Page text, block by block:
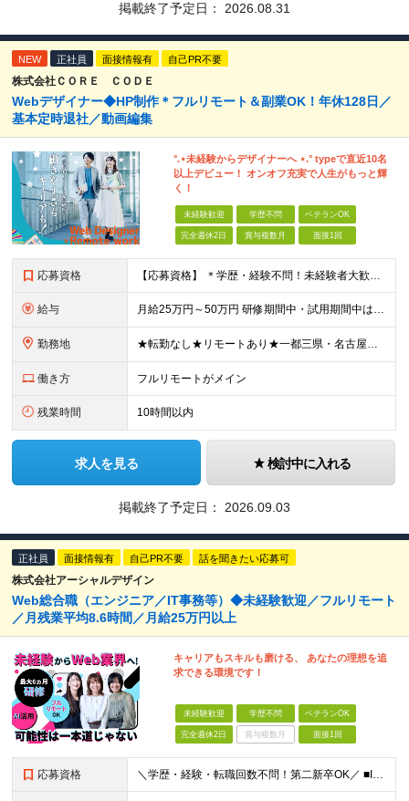
掲載終了予定日： 2026.08.31
NEW 正社員 面接情報有 自己PR不要
株式会社ＣＯＲＥ ＣＯＤＥ
Webデザイナー◆HP制作＊フルリモート＆副業OK！年休128日／
基本定時退社／動画編集
°.⋆未経験からデザイナーへ ⋆.° typeで直近10名
以上デビュー！ オンオフ充実で人生がもっと輝
く！
未経験歓迎 学歴不問 ベテランOK
完全週休2日 賞与複数月 面接1回
応募資格 【応募資格】 ＊学歴・経験不問！未経験者大歓迎＊ ◆未経験からWebクリエイターとして働いてみたい方 ◆第二新卒・ブランクのある方も大歓迎！ ★学歴・知識・経験は一切問いません！ ★面接は「ポート
給与 月給25万円～50万円 研修期間中・試用期間中は給与が異なります。 >>研修期間中（入社6ヶ月後）の給与 一律：月給21万円～50万円 >>試用期間中（6ヶ月）の給与 関東：月給21万円～ 関西
勤務地 ★転勤なし★リモートあり★一都三県・名古屋・関西・九州 ◎案件によって ┗完全在宅勤務（フルリモート）も可能！ ┗希望に応じて幅広い働き方やプランが選べます！ ◆本社または一都三県 （東京都・
働き方 フルリモートがメイン
残業時間 10時間以内
求人を見る 検討中に入れる
掲載終了予定日： 2026.09.03
正社員 面接情報有 自己PR不要 話を聞きたい応募可
株式会社アーシャルデザイン
Web総合職（エンジニア／IT事務等）◆未経験歓迎／フルリモート
／月残業平均8.6時間／月給25万円以上
キャリアもスキルも磨ける、 あなたの理想を追
求できる環境です！
未経験歓迎 学歴不問 ベテランOK
完全週休2日 賞与複数月 面接1回
応募資格 ＼学歴・経験・転職回数不問！第二新卒OK／ ■IT・Web業界の仕事に興味がある方 ■将来を見据えて手に職をつけたい方 ★20～30代が活躍中！同年代の仲間と一緒に働きたいという方にもピッタリです ★